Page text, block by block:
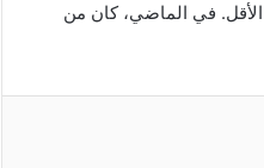
في الماضي، كان من